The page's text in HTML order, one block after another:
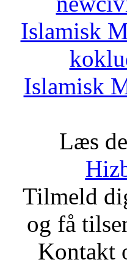
Islamisk
Islamisk
Læs
Tilmeld
og få
Kontakt